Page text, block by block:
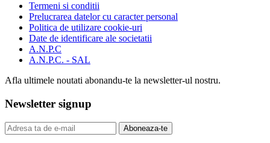
Termeni si conditii
Prelucrarea datelor cu caracter personal
Politica de utilizare cookie-uri
Date de identificare ale societatii
A.N.P.C
A.N.P.C. - SAL
Afla ultimele noutati abonandu-te la newsletter-ul nostru.
Newsletter signup
Aboneaza-te